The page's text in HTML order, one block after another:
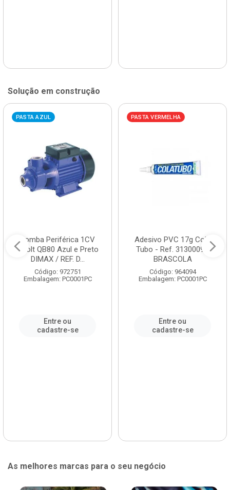
Solução em construção
PASTA AZUL
Bomba Periférica 1CV
Bivolt QB80 Azul e Preto
DIMAX / REF. D...
Código: 972751
Embalagem: PC0001PC
Entre ou
cadastre-se
PASTA VERMELHA
Adesivo PVC 17g Cola
Tubo - Ref. 3130009 -
BRASCOLA
Código: 964094
Embalagem: PC0001PC
Entre ou
cadastre-se
As melhores marcas para o seu negócio